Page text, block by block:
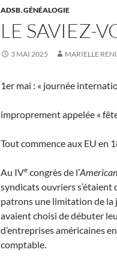
ADSB,GÉNÉALOGIE
LE SAVIEZ-
3 MAI 2025 MARIELLE
1er mai : « journée
improprement appelée «
Tout commence aux EU en
Au IVe congrès de l’
syndicats ouvriers
patrons une limitation de la
avaient choisi de débuter
d’entreprises américaines
comptable.